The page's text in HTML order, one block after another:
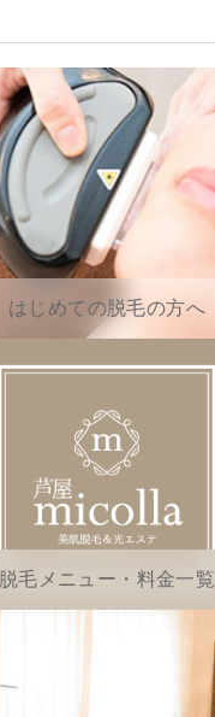
はじめての脱毛の方へ
脱毛メニュー・料金一覧